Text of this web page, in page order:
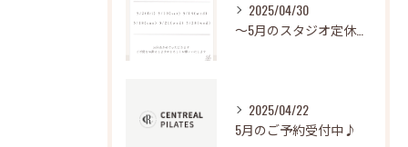
2025/04/30
～5月のスタジオ定休日～
2025/04/22
5月のご予約受付中♪